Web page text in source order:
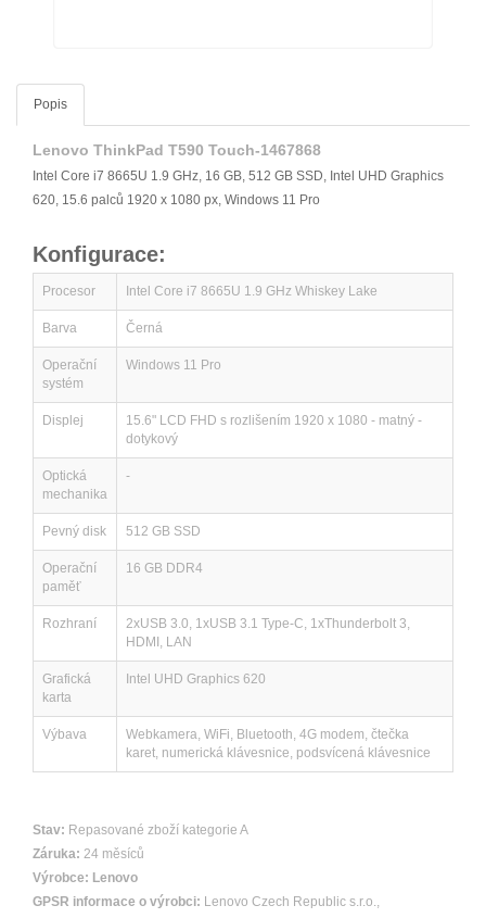
Popis
Lenovo ThinkPad T590 Touch-1467868
Intel Core i7 8665U 1.9 GHz, 16 GB, 512 GB SSD, Intel UHD Graphics
620, 15.6 palců 1920 x 1080 px, Windows 11 Pro
Konfigurace:
Procesor Intel Core i7 8665U 1.9 GHz Whiskey Lake
Barva Černá
Operační
systém
Windows 11 Pro
Displej
15.6" LCD FHD s rozlišením 1920 x 1080 - matný -
dotykový
Optická
mechanika
-
Pevný disk 512 GB SSD
Operační
paměť
16 GB DDR4
Rozhraní
2xUSB 3.0, 1xUSB 3.1 Type-C, 1xThunderbolt 3,
HDMI, LAN
Grafická
karta
Intel UHD Graphics 620
Výbava
Webkamera, WiFi, Bluetooth, 4G modem, čtečka
karet, numerická klávesnice, podsvícená klávesnice
Stav: Repasované zboží kategorie A
Záruka: 24 měsíců
Výrobce: Lenovo
GPSR informace o výrobci: Lenovo Czech Republic s.r.o.,